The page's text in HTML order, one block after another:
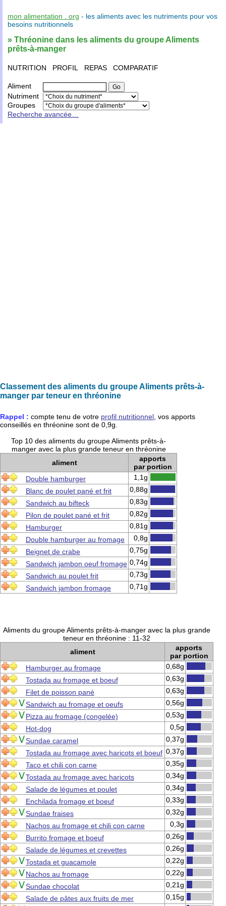
mon alimentation . org - les aliments avec les nutriments pour vos
besoins nutritionnels
» Thréonine dans les aliments du groupe Aliments
prêts-à-manger
NUTRITION PROFIL REPAS COMPARATIF
Aliment
Nutriment
Groupes
Recherche avancée…
Classement des aliments du groupe Aliments prêts-à-
manger par teneur en thréonine
Rappel : compte tenu de votre profil nutritionnel , vos apports
conseillés en thréonine sont de 0,9g
Top 10 des aliments du groupe Aliments prêts-à-
manger avec la plus grande teneur en thréonine
aliment
apports
par portion
Double hamburger
1,1g
Blanc de poulet pané et frit
0,88g
Sandwich au bifteck
0,83g
Pilon de poulet pané et frit
0,82g
Hamburger
0,81g
Double hamburger au fromage
0,8g
Beignet de crabe
0,75g
Sandwich jambon oeuf fromage 0,74g
Sandwich au poulet frit
0,73g
Sandwich jambon fromage
0,71g
Aliments du groupe Aliments prêts-à-manger avec la plus grande
teneur en thréonine : 11-32
aliment
apports
par portion
Hamburger au fromage
0,68g
Tostada au fromage et boeuf
0,63g
Filet de poisson pané
0,63g
Sandwich au fromage et oeufs
0,56g
Pizza au fromage (congelée)
0,53g
Hot-dog
0,5g
Sundae caramel
0,37g
Tostada au fromage avec haricots et boeuf 0,37g
Taco et chili con carne
0,35g
Tostada au fromage avec haricots
0,34g
Salade de légumes et poulet
0,34g
Enchilada fromage et boeuf
0,33g
Sundae fraises
0,32g
Nachos au fromage et chili con carne
0,3g
Burrito fromage et boeuf
0,26g
Salade de légumes et crevettes
0,26g
Tostada et guacamole
0,22g
Nachos au fromage
0,22g
Sundae chocolat
0,21g
Salade de pâtes aux fruits de mer
0,15g